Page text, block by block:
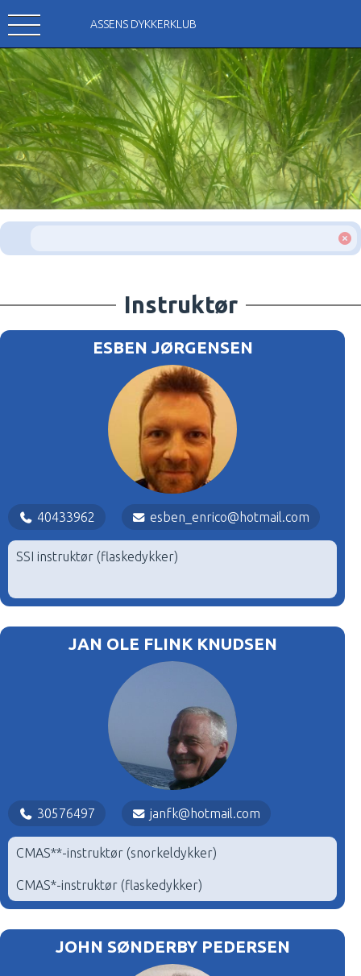
ASSENS DYKKERKLUB
Instruktør
ESBEN JØRGENSEN
40433962 esben_enrico@hotmail.com
SSI instruktør (flaskedykker)
JAN OLE FLINK KNUDSEN
30576497 janfk@hotmail.com
CMAS**-instruktør (snorkeldykker)
CMAS*-instruktør (flaskedykker)
JOHN SØNDERBY PEDERSEN